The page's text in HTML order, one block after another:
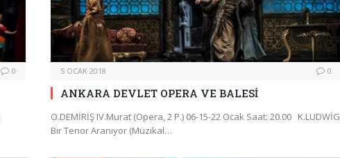
0 5 OCAK 2018 0
ANKARA DEVLET OPERA VE BALESİ
O.DEMİRİŞ IV.Murat (Opera, 2 P.) 06-15-22 Ocak Saat: 20.00 K.LUDWİG
Bir Tenor Aranıyor (Müzikal…